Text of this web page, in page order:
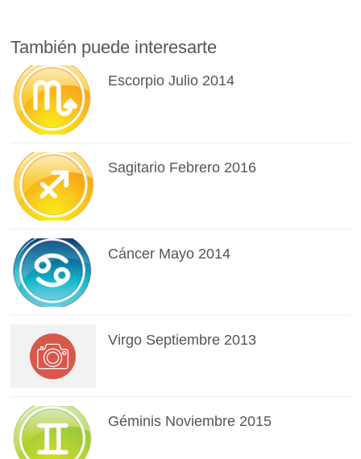
También puede interesarte
Escorpio Julio 2014
Sagitario Febrero 2016
Cáncer Mayo 2014
Virgo Septiembre 2013
Géminis Noviembre 2015